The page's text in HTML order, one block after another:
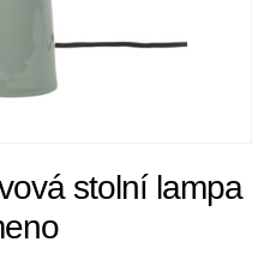
stolní lampa